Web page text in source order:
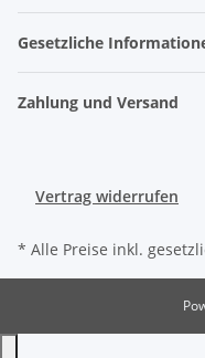
Gesetzliche
Zahlung und Versand
Vertrag widerrufen
* Alle Preise inkl.